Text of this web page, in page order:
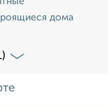
дома